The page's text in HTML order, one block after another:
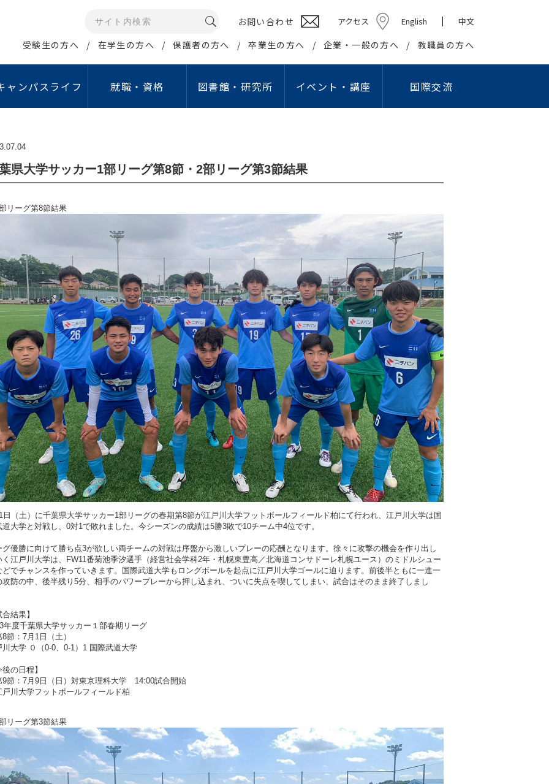
お問い合わせ アクセス English 中文
受験生の方へ 在学生の方へ 保護者の方へ 卒業生の方へ 企業・一般の方へ 教職員の方へ
リティポリシー
ーポリシー
理
とする研究｣倫理審査に
り組み
ト防止・対策
が求める教員像と
編制方針
得情報の
関する方針
設置認可申請・設置届出等
中期計画
私立学校法に基づく情報公開
自己点検・評価活動
内部質保証方針
江戸川大学ガバナンスコード
高等教育の修学支援制度
機関要件確認申請書
知的資源・施設の開放
産官学連携
学報
NEWS＆TOPICS
取材・撮影の申し込み
商標登録・ロゴマーク使用
経営社会学科
マス・コミュニケー
情報文化学科
こどもコミュニケー
ション学科
ャンパスライフ
生相談室
健室
期健康診断
害学生支援室
んしん生活サポート窓口
学生食堂・売店
アクティブ・ラーニング・スタジオ
貸与ノートパソコンの利用
施設等の利用
アルバイト紹介
学生寮・アパート紹介
美術館のメンバー制度
江戸川ウォーク
証明書発行
学園祭実行委員会
ヘルプデスク
学生リーダー
学生記者クラブ
マスコミ自主講座
就職・資格
取得可能な免許・資格
資格取得支援講座
教職セミナー
資格取得支援制度
就職支援行事
企業の皆様へ
図書館・研究所
ータベース
トリ
管理・公開について
の獲得
ついて
の管理・運営
イドライン
睡眠研究所
国立公園研究所
こどもコミュニケーション実習センター
心理相談センター
アスレティックデパートメント
イベント・講座
江戸川大学オープンカレッジ
こどもコミュニケーション公開講座
サイエンスセミナー
江戸川ガールズアワード
英語教育研究会
国際交流
留学生サポート
グラム（GSP）
県大学サッカー1部リーグ第8節・2部リーグ第3節結果
リーグ第8節結果
日（土）に千葉県大学サッカー1部リーグの春期第8節が江戸川大学フットボールフィールド柏にて行われ、江戸川大学は国
道大学と対戦し、0対1で敗れました。今シーズンの成績は5勝3敗で10チーム中4位です。
グ優勝に向けて勝ち点3が欲しい両チームの対戦は序盤から激しいプレーの応酬となります。徐々に攻撃の機会を作り出し
く江戸川大学は、FW11番菊池季汐選手（経営社会学科2年・札幌東豊高／北海道コンサドーレ札幌ユース）のミドルシュー
どでチャンスを作っていきます。国際武道大学もロングボールを起点に江戸川大学ゴールに迫ります。前後半ともに一進一
攻防の中、後半残り5分、相手のパワープレーから押し込まれ、ついに失点を喫してしまい、試合はそのまま終了しまし
結果】
年度千葉県大学サッカー１部春期リーグ
節：7月1日（土）
川大学 ０（0-0、0-1）1 国際武道大学
の日程】
節：7月9日（日）対東京理科大学 14:00試合開始
戸川大学フットボールフィールド柏
リーグ第3節結果